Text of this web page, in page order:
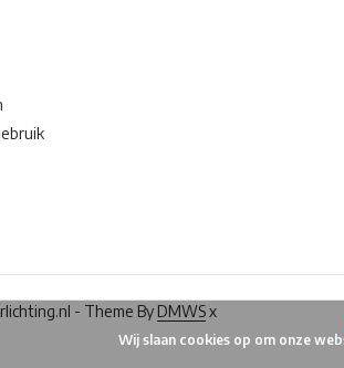
- Theme By DMWSx
Wij slaan cookies op om onze